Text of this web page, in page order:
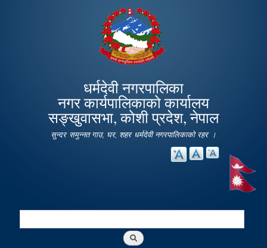
main
content
धर्मदेवी नगरपालिका
नगर कार्यपालिकाको कार्यालय
सङ्खुवासभा, कोशी प्रदेश, नेपाल
सुन्दर समुन्नत गाउ, घर, शहर धर्मदेवी नगरपालिकाको रहर ।
Search